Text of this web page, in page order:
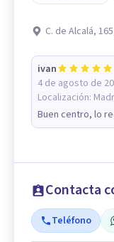
C. de Alcalá,
ivan
4 de agosto de
Localización:
Buen centro, lo
Contacta
Teléfono